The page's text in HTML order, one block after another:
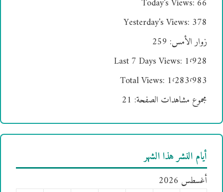
Today's Views: 66
Yesterday's Views: 378
زوار الأمس: 259
Last 7 Days Views: 1٬928
Total Views: 1٬283٬983
مجموع مشاهدات الصفحة: 21
أيام النشر هذا الشهر
أغسطس 2026